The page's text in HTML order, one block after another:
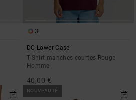
3
DC Lower Case
T-Shirt manches courtes Rouge
Homme
40,00 €
NOUVEAUTÉ